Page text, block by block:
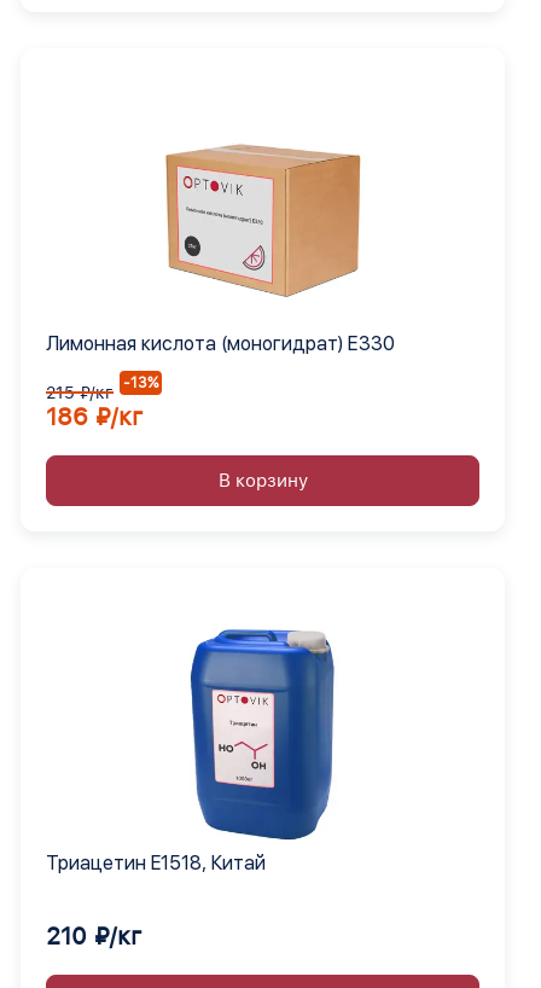
Лимонная кислота (моногидрат) Е330
215 ₽/кг -13%
186 ₽/кг
В корзину
Триацетин E1518, Китай
210 ₽/кг